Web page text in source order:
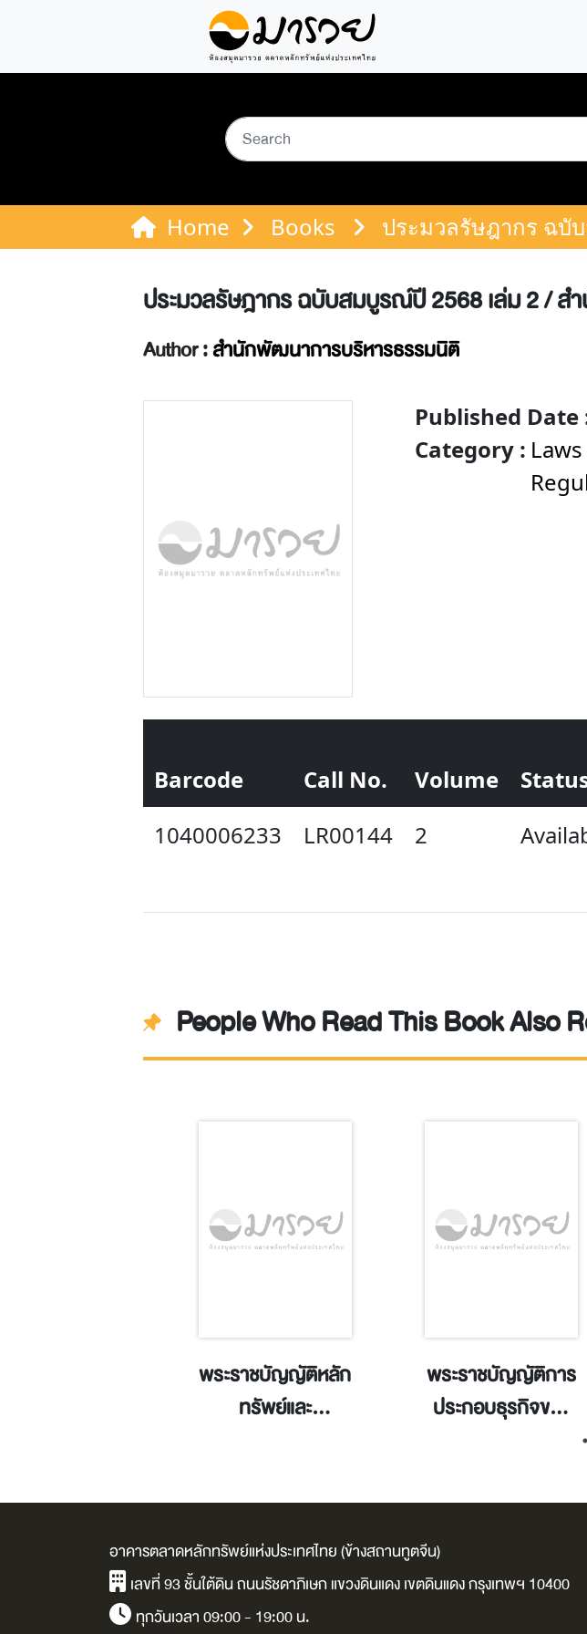
Home Books ประมวลรัษฎากร ฉบั
ประมวลรัษฎากร ฉบับสมบูรณ์ปี 2568 เล่ม 2 /
Author :สำนักพัฒนาการบริหารธรรมนิติ
Published Date
Category :
Barcode Call No. Volume
1040006233
LR00144 2
People Who Read This Book Also
พระราชบัญญัติหลัก
ทรัพย์และ
ประมวลถึงปี 2562 /
สำนักงานคณะ
กรรมการกำกับหลัก
ทรัพย์และ
พระราชบัญญัติการ
ประกอบธุรกิจของ
ธุรกิจการค้า
กระทรวงพาณิชย์.
อาคารตลาดหลักทรัพย์แห่งประเทศไทย (ข้างสถานทูตจีน)
เลขที่ 93 ชั้นใต้ดิน ถนนรัชดาภิเษก แขวงดินแดง เขตดินแดง กรุงเทพฯ 10400
ทุกวันเวลา 09:00 - 19:00 น.